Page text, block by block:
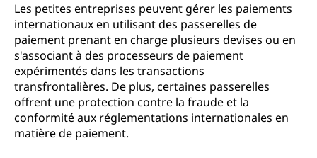
Les petites entreprises peuvent gérer les paiements
internationaux en utilisant des passerelles de
paiement prenant en charge plusieurs devises ou en
s'associant à des processeurs de paiement
expérimentés dans les transactions
transfrontalières. De plus, certaines passerelles
offrent une protection contre la fraude et la
conformité aux réglementations internationales en
matière de paiement.